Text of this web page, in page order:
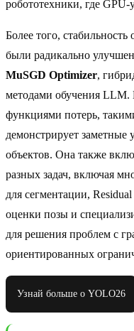
робототехники, где
Более того, стабильность
были радикально
MuSGD Optimizer,
методами обучения
функциями потерь,
демонстрирует заметные
объектов. Она также
разных задач, включая
для сегментации,
оценки позы и
для решения проблем с
ориентированных
Узнай больше о YOLO26